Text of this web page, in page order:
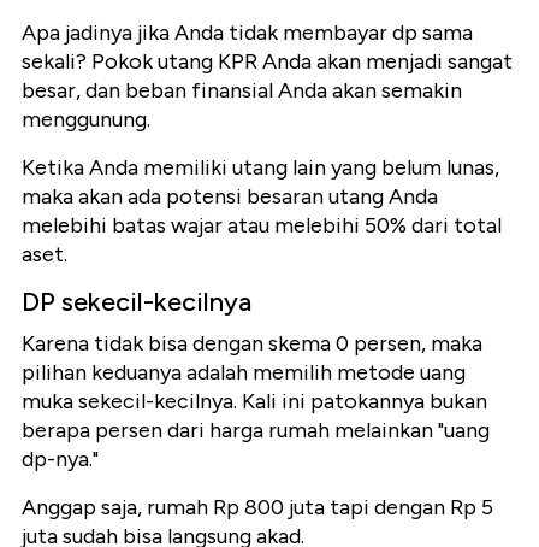
Apa jadinya jika Anda tidak membayar dp sama
sekali? Pokok utang KPR Anda akan menjadi sangat
besar, dan beban finansial Anda akan semakin
menggunung.
Ketika Anda memiliki utang lain yang belum lunas,
maka akan ada potensi besaran utang Anda
melebihi batas wajar atau melebihi 50% dari total
aset.
DP sekecil-kecilnya
Karena tidak bisa dengan skema 0 persen, maka
pilihan keduanya adalah memilih metode uang
muka sekecil-kecilnya. Kali ini patokannya bukan
berapa persen dari harga rumah melainkan "uang
dp-nya."
Anggap saja, rumah Rp 800 juta tapi dengan Rp 5
juta sudah bisa langsung akad.